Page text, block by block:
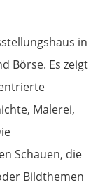
in
Börse. Es zeigt
Malerei,
Schauen, die
Bildthemen